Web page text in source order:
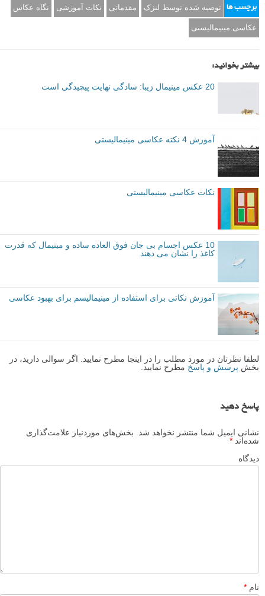
برچسب ها توصیه شده توسط لنزک مقدماتی نکات آموزشی نگاه عکاس
عکاسی مینیمالیستی
بیشتر بخوانید:
20 عکس مینیمال زیبا: سادگی نهایت پیچیدگی است
آموزش 4 نکته عکاسی مینیمالیستی
نکات عکاسی مینیمالیستی
10 عکس اجسام بی جان فوق العاده ساده و مینیمال که قدرت
کاغذ را نشان می دهند
آموزش نکاتی برای استفاده از مینیمالیسم برای بهبود عکاسی
لطفا نظرتان در مورد مطلب را در اینجا مطرح نمایید. اگر سوالی دارید، در
بخش پرسش و پاسخ مطرح نمایید.
پاسخ دهید
نشانی ایمیل شما منتشر نخواهد شد.
بخش‌های موردنیاز علامت‌گذاری
شده‌اند *
دیدگاه
نام *